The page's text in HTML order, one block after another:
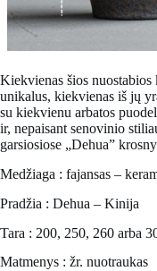
Kiekvienas šios nuostabios
unikalus, kiekvienas iš jų
su kiekvienu arbatos
ir, nepaisant senovinio
garsiosiose „Dehua”
Medžiaga : fajansas –
Pradžia : Dehua – Kinija
Tara : 200, 250, 260 arba
Matmenys : žr. nuotraukas